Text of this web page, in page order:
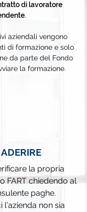
di lavoratore
aziendali vengono
di formazione e solo
da parte del Fondo
la formazione.
la propria
FART chiedendo al
paghe.
l'azienda non sia